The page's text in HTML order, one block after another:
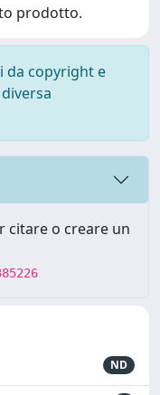
prodotto.
da copyright e
citare o creare un
ND